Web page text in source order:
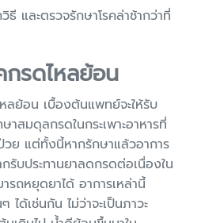
ธี และตรวจรักษาโรคล่าช้ากว่าที่
กรดไหลย้อน
ลย้อน เบื้องต้นแพทย์จะให้รับ
าสมดุลกรดในกระเพาะอาหารที่
วย แต่ทั้งนี้หากรักษาแล้วอาการ
รับประทานยาลดกรดต่อเนื่องใน
ถหยุดยาได้ อาการเหล่านี้
ได้เช่นกัน ไม่ว่าจะเป็นภาวะ